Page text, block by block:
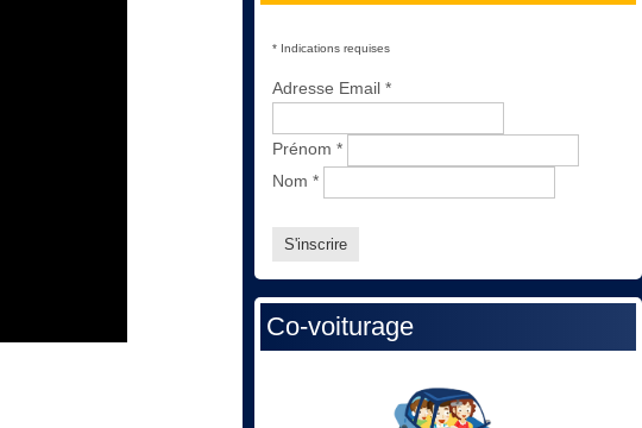
* Indications requises
Adresse Email *
Prénom *
Nom *
Co-voiturage